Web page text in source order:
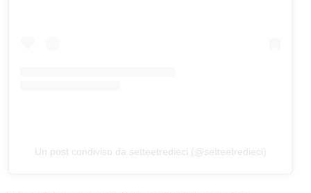
Un post condiviso da setteetredieci (@setteetredieci)